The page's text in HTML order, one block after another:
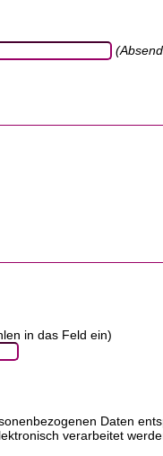
in das Feld ein)
Daten
verarbeitet